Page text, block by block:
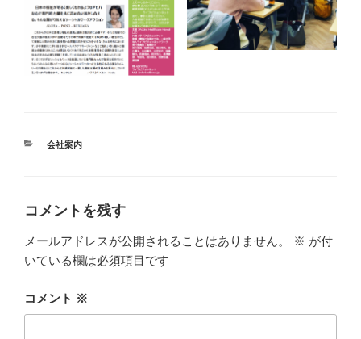
カ
会社案内
コメントを残す
メールアドレスが公開されることはありません。 ※ が付
いている欄は必須項目です
コメント ※